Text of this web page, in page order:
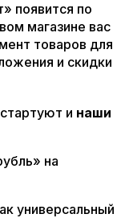
появится по
магазине вас
товаров для
и скидки
и наши
на
универсальный